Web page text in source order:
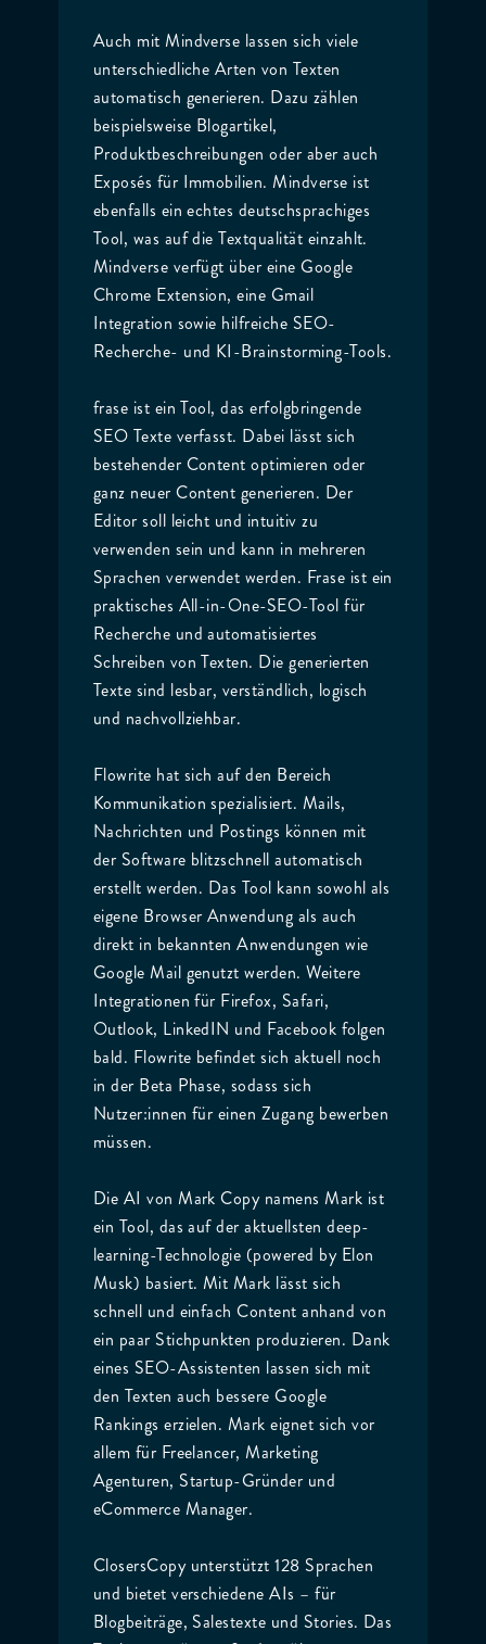
Auch mit Mindverse lassen sich viele
unterschiedliche Arten von Texten
automatisch generieren. Dazu zählen
beispielsweise Blogartikel,
Produktbeschreibungen oder aber auch
Exposés für Immobilien. Mindverse ist
ebenfalls ein echtes deutschsprachiges
Tool, was auf die Textqualität einzahlt.
Mindverse verfügt über eine Google
Chrome Extension, eine Gmail
Integration sowie hilfreiche SEO-
Recherche- und KI-Brainstorming-Tools.
frase ist ein Tool, das erfolgbringende
SEO Texte verfasst. Dabei lässt sich
bestehender Content optimieren oder
ganz neuer Content generieren. Der
Editor soll leicht und intuitiv zu
verwenden sein und kann in mehreren
Sprachen verwendet werden. Frase ist ein
praktisches All-in-One-SEO-Tool für
Recherche und automatisiertes
Schreiben von Texten. Die generierten
Texte sind lesbar, verständlich, logisch
und nachvollziehbar.
Flowrite hat sich auf den Bereich
Kommunikation spezialisiert. Mails,
Nachrichten und Postings können mit
der Software blitzschnell automatisch
erstellt werden. Das Tool kann sowohl als
eigene Browser Anwendung als auch
direkt in bekannten Anwendungen wie
Google Mail genutzt werden. Weitere
Integrationen für Firefox, Safari,
Outlook, LinkedIN und Facebook folgen
bald. Flowrite befindet sich aktuell noch
in der Beta Phase, sodass sich
Nutzer:innen für einen Zugang bewerben
müssen.
Die AI von Mark Copy namens Mark ist
ein Tool, das auf der aktuellsten deep-
learning-Technologie (powered by Elon
Musk) basiert. Mit Mark lässt sich
schnell und einfach Content anhand von
ein paar Stichpunkten produzieren. Dank
eines SEO-Assistenten lassen sich mit
den Texten auch bessere Google
Rankings erzielen. Mark eignet sich vor
allem für Freelancer, Marketing
Agenturen, Startup-Gründer und
eCommerce Manager.
ClosersCopy unterstützt 128 Sprachen
und bietet verschiedene AIs – für
Blogbeiträge, Salestexte und Stories. Das